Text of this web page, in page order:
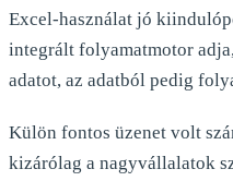
Excel-használat jó
integrált folyamatmotor
adatot, az adatból pedig
Külön fontos üzenet volt
kizárólag a nagyvállalatok